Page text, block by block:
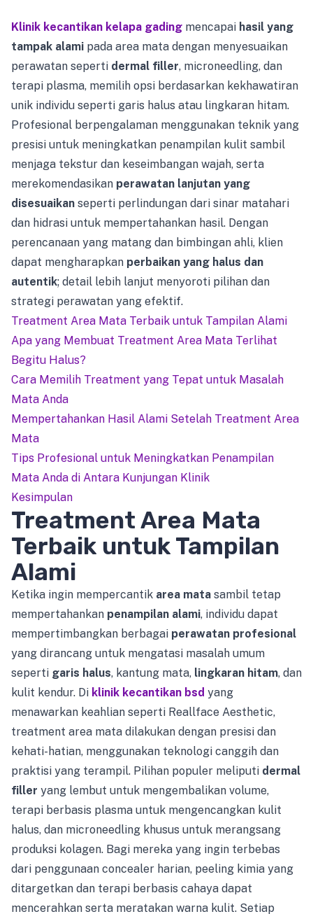
Klinik kecantikan kelapa gading mencapai hasil yang
tampak alami pada area mata dengan menyesuaikan
perawatan seperti dermal filler, microneedling, dan
terapi plasma, memilih opsi berdasarkan kekhawatiran
unik individu seperti garis halus atau lingkaran hitam.
Profesional berpengalaman menggunakan teknik yang
presisi untuk meningkatkan penampilan kulit sambil
menjaga tekstur dan keseimbangan wajah, serta
merekomendasikan perawatan lanjutan yang
disesuaikan seperti perlindungan dari sinar matahari
dan hidrasi untuk mempertahankan hasil. Dengan
perencanaan yang matang dan bimbingan ahli, klien
dapat mengharapkan perbaikan yang halus dan
autentik; detail lebih lanjut menyoroti pilihan dan
strategi perawatan yang efektif.
Treatment Area Mata Terbaik untuk Tampilan Alami
Apa yang Membuat Treatment Area Mata Terlihat
Begitu Halus?
Cara Memilih Treatment yang Tepat untuk Masalah
Mata Anda
Mempertahankan Hasil Alami Setelah Treatment Area
Mata
Tips Profesional untuk Meningkatkan Penampilan
Mata Anda di Antara Kunjungan Klinik
Kesimpulan
Treatment Area Mata
Terbaik untuk Tampilan
Alami
Ketika ingin mempercantik area mata sambil tetap
mempertahankan penampilan alami, individu dapat
mempertimbangkan berbagai perawatan profesional
yang dirancang untuk mengatasi masalah umum
seperti garis halus, kantung mata, lingkaran hitam, dan
kulit kendur. Di klinik kecantikan bsd yang
menawarkan keahlian seperti Reallface Aesthetic,
treatment area mata dilakukan dengan presisi dan
kehati-hatian, menggunakan teknologi canggih dan
praktisi yang terampil. Pilihan populer meliputi dermal
filler yang lembut untuk mengembalikan volume,
terapi berbasis plasma untuk mengencangkan kulit
halus, dan microneedling khusus untuk merangsang
produksi kolagen. Bagi mereka yang ingin terbebas
dari penggunaan concealer harian, peeling kimia yang
ditargetkan dan terapi berbasis cahaya dapat
mencerahkan serta meratakan warna kulit. Setiap